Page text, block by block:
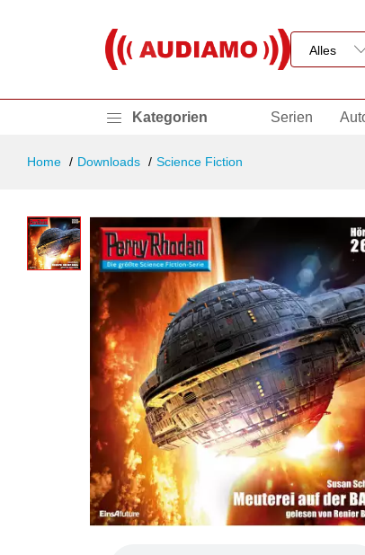
Kategorien Serien
Home Downloads Science Fiction